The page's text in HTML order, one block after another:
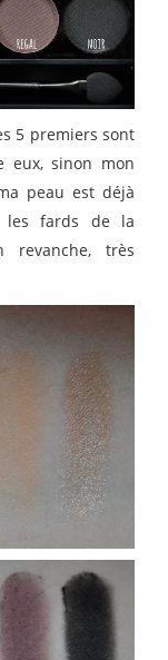
5 premiers sont
eux, sinon mon
peau est déjà
les fards de la
très